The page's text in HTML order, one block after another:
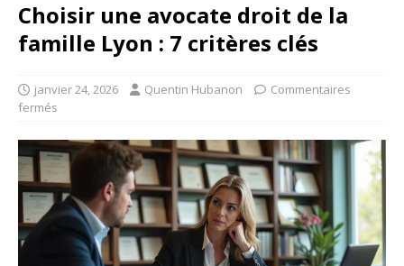
Choisir une avocate droit de la
famille Lyon : 7 critères clés
janvier 24, 2026 Quentin Hubanon
Commentaires
fermés